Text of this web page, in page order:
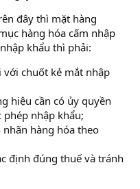
đây thì mặt hàng
hàng hóa cấm nhập
khẩu thì phải:
chuốt kẻ mắt nhập
hiệu cần có ủy quyền
nhập khẩu;
hàng hóa theo
định đúng thuế và tránh